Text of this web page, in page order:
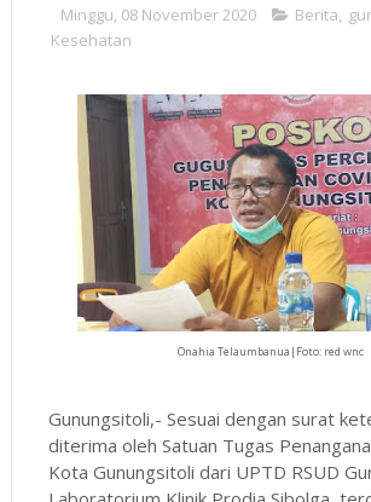
Minggu, 08 November 2020 Berita,
Kesehatan
Onahia Telaumbanua|Foto: red wnc
Gunungsitoli,- Sesuai dengan surat
diterima oleh Satuan Tugas
Kota Gunungsitoli dari UPTD RSUD